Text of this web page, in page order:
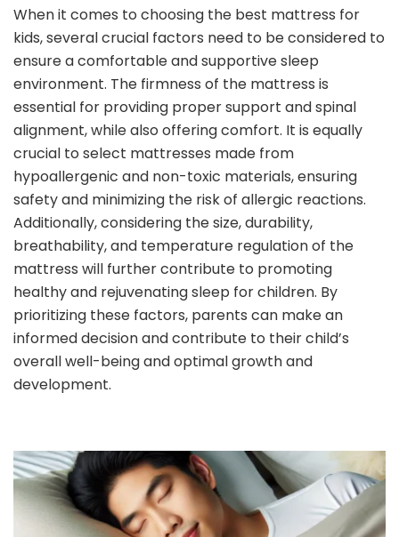
When it comes to choosing the best mattress for
kids, several crucial factors need to be considered to
ensure a comfortable and supportive sleep
environment. The firmness of the mattress is
essential for providing proper support and spinal
alignment, while also offering comfort. It is equally
crucial to select mattresses made from
hypoallergenic and non-toxic materials, ensuring
safety and minimizing the risk of allergic reactions.
Additionally, considering the size, durability,
breathability, and temperature regulation of the
mattress will further contribute to promoting
healthy and rejuvenating sleep for children. By
prioritizing these factors, parents can make an
informed decision and contribute to their child’s
overall well-being and optimal growth and
development.